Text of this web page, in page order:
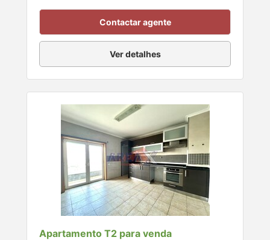
Contactar agente
Ver detalhes
Apartamento T2 para venda